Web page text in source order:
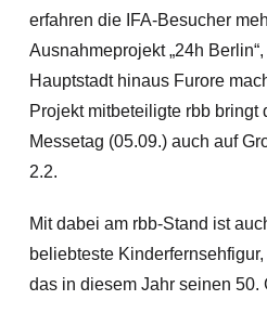
erfahren die IFA-Besucher
Ausnahmeprojekt „24h
Hauptstadt hinaus Furore
Projekt mitbeteiligte rbb bringt
Messetag (05.09.) auch auf
2.2.
Mit dabei am rbb-Stand ist
beliebteste
das in diesem Jahr seinen 50.